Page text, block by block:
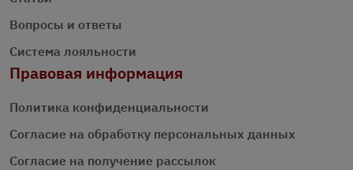
Вопросы и ответы
Система лояльности
Правовая информация
Политика конфиденциальности
Согласие на обработку персональных данных
Согласие на получение рассылок